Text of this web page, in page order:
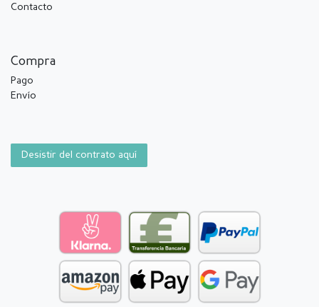
Contacto
Compra
Pago
Envío
Desistir del contrato aquí